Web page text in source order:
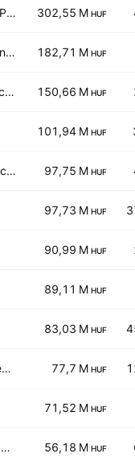
MOL Hungarian Oil & Gas Plc Class A 302,55 M HUF
CIG Pannonia Life Insurance Plc 182,71 M HUF
Magyar Telekom Telecommunications PLC 150,66 M HUF
101,94 M HUF
ALTEO Energy Services Plc Class A 97,75 M HUF
97,73 M HUF
90,99 M HUF
89,11 M HUF
83,03 M HUF
Chemical Works of Gedeon Richter Plc 77,7 M HUF
71,52 M HUF
ANY Security Printing Co. Plc 56,18 M HUF